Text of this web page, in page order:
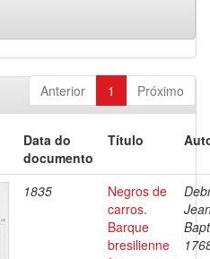
Anterior 1 Próximo
Data do
documento
Título
1835
Negros de
carros.
Barque
bresilienne